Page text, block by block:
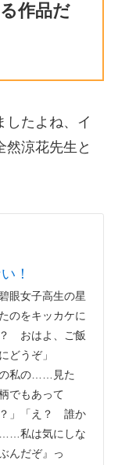
作品だ
したよね、イ
然涼花先生と
！
眼女子高生の星
のをキッカケに
おはよ、ご飯
どうぞ」
私の……見た
でもあって
」「え？ 誰か
……私は気にしな
んだぞ』っ